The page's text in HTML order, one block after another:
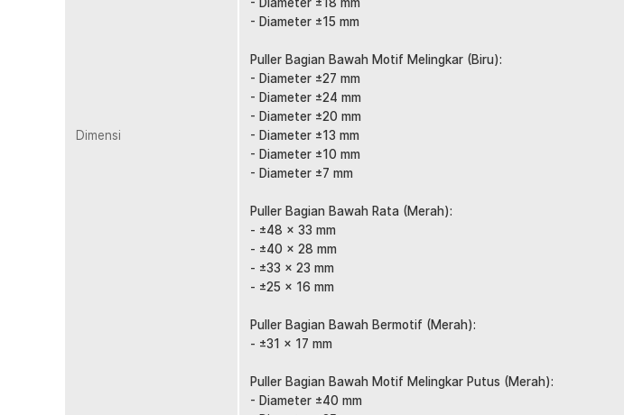
kembali rata. Sisa lem bisa dibersihkan dengan semprotan alkohol untuk hasil akhir yang bersih
Rincian yang Anda dapatkan untuk pembelian produk ini:
1 x OTOHEROES PDR Reparasi Penyok Mobil Paintless Car Dent Removal - Y-024
30 x Puller Kit
Dimensi
- Diameter ±15 mm
Puller Bagian Bawah Motif Melingkar (Biru):
- Diameter ±27 mm
- Diameter ±24 mm
- Diameter ±20 mm
- Diameter ±13 mm
- Diameter ±10 mm
- Diameter ±7 mm
Puller Bagian Bawah Rata (Merah):
- ±48 x 33 mm
- ±40 x 28 mm
- ±33 x 23 mm
- ±25 x 16 mm
Puller Bagian Bawah Bermotif (Merah):
- ±31 x 17 mm
Puller Bagian Bawah Motif Melingkar Putus (Merah):
- Diameter ±40 mm